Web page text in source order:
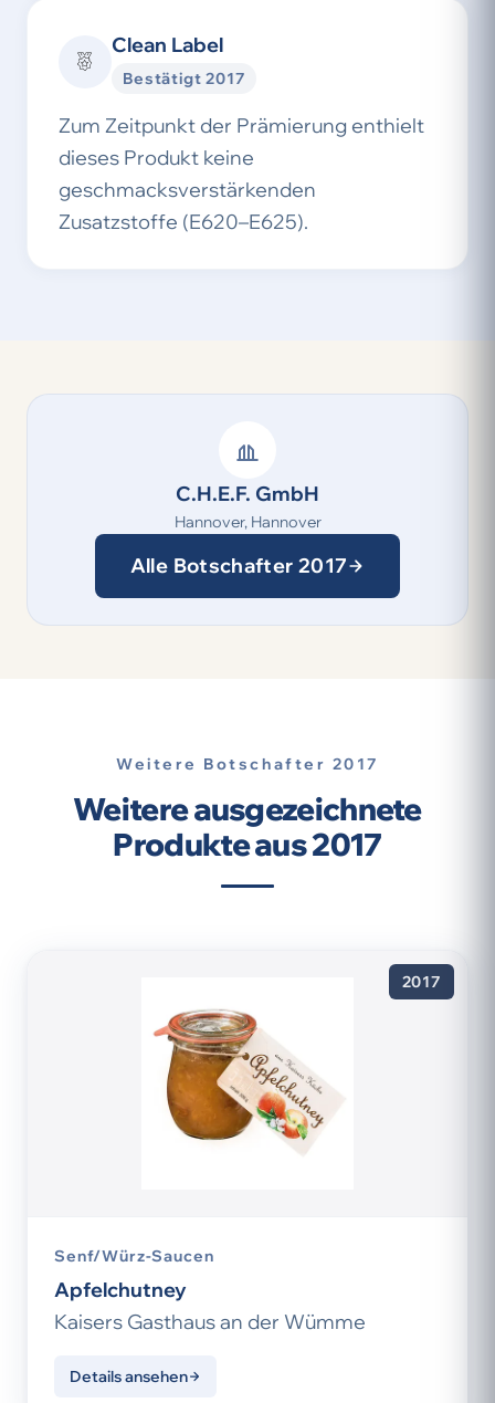
Clean Label
Bestätigt 2017
Zum Zeitpunkt der Prämierung enthielt
dieses Produkt keine
geschmacksverstärkenden
Zusatzstoffe (E620–E625).
C.H.E.F. GmbH
Hannover, Hannover
Alle Botschafter 2017
Weitere Botschafter 2017
Weitere ausgezeichnete
Produkte aus 2017
2017
Senf/Würz-Saucen
Apfelchutney
Kaisers Gasthaus an der Wümme
Details ansehen